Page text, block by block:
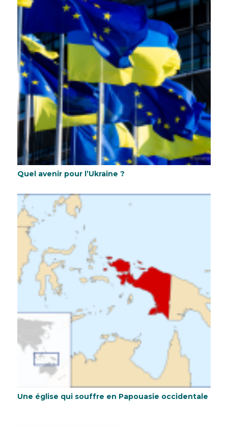
Quel avenir pour l’Ukraine ?
Une église qui souffre en Papouasie occidentale